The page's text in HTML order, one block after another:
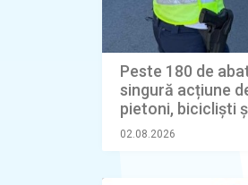
Peste 180 de
singură acțiune
pietoni, bicicliști
trotinete electrice
02.08.2026